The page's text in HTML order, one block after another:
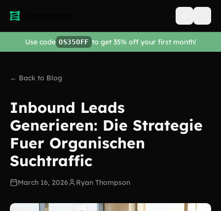
Open
Use code OS35OFF to get 35% off your first month!
← Back to Blog
Inbound Leads
Generieren: Die Strategie
Fuer Organischen
Suchtraffic
March 16, 2026 Ryan Thompson